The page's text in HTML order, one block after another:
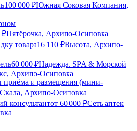
100 000 ₽Южная Соковая Компания,
₽Пятёрочка, Архипо-Осиповка
товара16 110 ₽Высота, Архипо-
60 000 ₽Надежда. SPA & Морской
Архипо-Осиповка
приёма и размещения (мини-
Архипо-Осиповка
консультантот 60 000 ₽Сеть аптек